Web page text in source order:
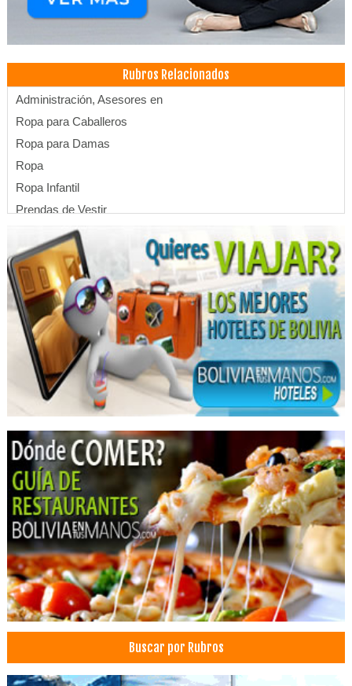
Rubros Relacionados
Administración, Asesores en
Ropa para Caballeros
Ropa para Damas
Ropa
Ropa Infantil
Prendas de Vestir
Abrigos para Mujer
Boutiques
Hoteles
Hotelería
Hotels
Complejos Turísticos
Turismo Ecológico
Ginecología
Médicos Ginecólogos y Obstetras
Médico ginecólogo
Audiovisuales
Fotografías, Laboratorios de
Fotográficos, Estudios
Fotógrafos
Fotos Profesionales
Producción Audiovisual
Recuerdos de Celebraciones y Eventos
Filmación de Eventos
Decoración de InterioresBuscar por Rubros